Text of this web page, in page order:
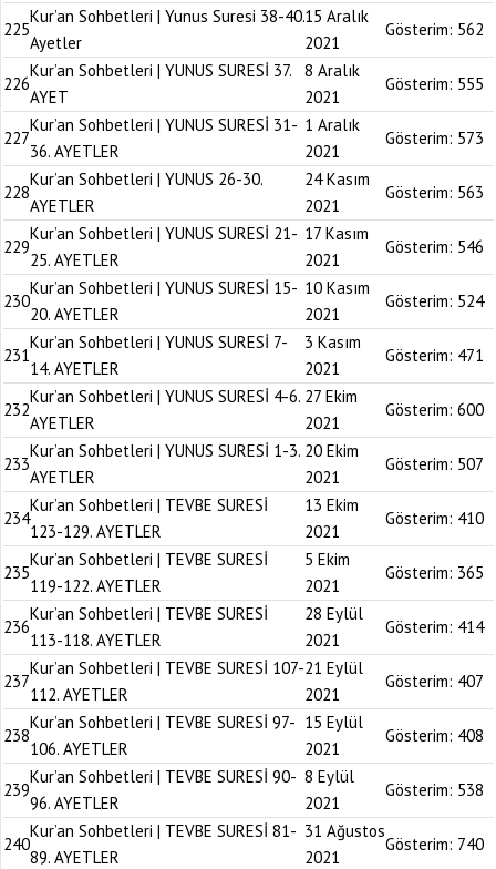
225
Kur’an Sohbetleri | Yunus Suresi 38-40.
Ayetler
15 Aralık
2021
Gösterim: 562
226
Kur’an Sohbetleri | YUNUS SURESİ 37.
AYET
8 Aralık
2021
Gösterim: 555
227
Kur’an Sohbetleri | YUNUS SURESİ 31-
36. AYETLER
1 Aralık
2021
Gösterim: 573
228
Kur’an Sohbetleri | YUNUS 26-30.
AYETLER
24 Kasım
2021
Gösterim: 563
229
Kur’an Sohbetleri | YUNUS SURESİ 21-
25. AYETLER
17 Kasım
2021
Gösterim: 546
230
Kur’an Sohbetleri | YUNUS SURESİ 15-
20. AYETLER
10 Kasım
2021
Gösterim: 524
231
Kur’an Sohbetleri | YUNUS SURESİ 7-
14. AYETLER
3 Kasım
2021
Gösterim: 471
232
Kur’an Sohbetleri | YUNUS SURESİ 4-6.
AYETLER
27 Ekim
2021
Gösterim: 600
233
Kur’an Sohbetleri | YUNUS SURESİ 1-3.
AYETLER
20 Ekim
2021
Gösterim: 507
234
Kur’an Sohbetleri | TEVBE SURESİ
123-129. AYETLER
13 Ekim
2021
Gösterim: 410
235
Kur’an Sohbetleri | TEVBE SURESİ
119-122. AYETLER
5 Ekim
2021
Gösterim: 365
236
Kur’an Sohbetleri | TEVBE SURESİ
113-118. AYETLER
28 Eylül
2021
Gösterim: 414
237
Kur’an Sohbetleri | TEVBE SURESİ 107-
112. AYETLER
21 Eylül
2021
Gösterim: 407
238
Kur’an Sohbetleri | TEVBE SURESİ 97-
106. AYETLER
15 Eylül
2021
Gösterim: 408
239
Kur’an Sohbetleri | TEVBE SURESİ 90-
96. AYETLER
8 Eylül
2021
Gösterim: 538
240
Kur’an Sohbetleri | TEVBE SURESİ 81-
89. AYETLER
31 Ağustos
2021
Gösterim: 740